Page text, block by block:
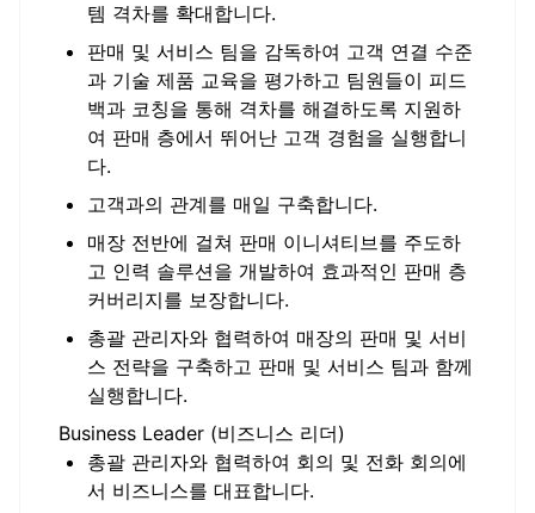
템 격차를 확대합니다.
판매 및 서비스 팀을 감독하여 고객 연결 수준
과 기술 제품 교육을 평가하고 팀원들이 피드
백과 코칭을 통해 격차를 해결하도록 지원하
여 판매 층에서 뛰어난 고객 경험을 실행합니
다.
고객과의 관계를 매일 구축합니다.
매장 전반에 걸쳐 판매 이니셔티브를 주도하
고 인력 솔루션을 개발하여 효과적인 판매 층
커버리지를 보장합니다.
총괄 관리자와 협력하여 매장의 판매 및 서비
스 전략을 구축하고 판매 및 서비스 팀과 함께
실행합니다.
Business Leader (비즈니스 리더)
총괄 관리자와 협력하여 회의 및 전화 회의에
서 비즈니스를 대표합니다.